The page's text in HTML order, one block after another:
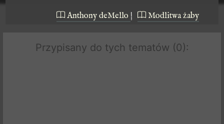
Anthony deMello | Modlitwa żaby
Przypisany do tych tematów (0):